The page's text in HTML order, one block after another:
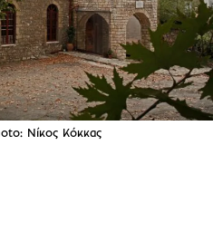
Νίκος Κόκκας